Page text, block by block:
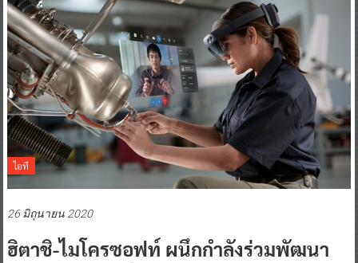
ไอที
26 มิถุนายน 2020
ฮิตาชิ-ไมโครซอฟท์ ผนึกกำลังร่วมพัฒนา